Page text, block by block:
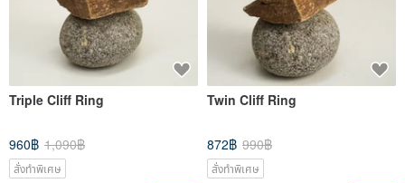
Triple Cliff Ring
960฿ 1,090฿
สั่งทำพิเศษ
Twin Cliff Ring
872฿ 990฿
สั่งทำพิเศษ